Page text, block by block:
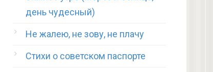
день чудесный)
Не жалею, не зову, не плачу
Стихи о советском паспорте